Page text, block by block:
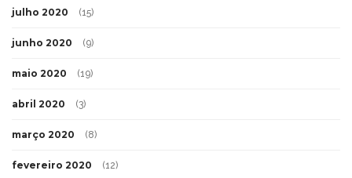
julho 2020 (15)
junho 2020 (9)
maio 2020 (19)
abril 2020 (3)
março 2020 (8)
fevereiro 2020 (12)